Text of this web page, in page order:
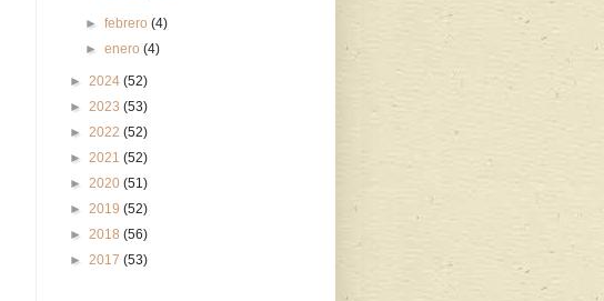
►febrero(4)
►enero(4)
► 2024 (52)
► 2023 (53)
► 2022 (52)
► 2021 (52)
► 2020 (51)
► 2019 (52)
► 2018 (56)
► 2017 (53)